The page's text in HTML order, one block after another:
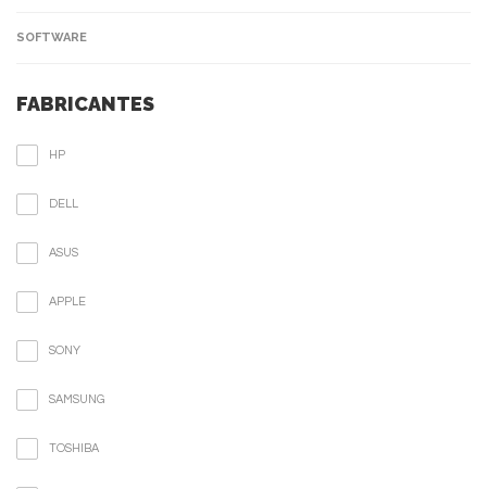
SOFTWARE
FABRICANTES
HP
DELL
ASUS
APPLE
SONY
SAMSUNG
TOSHIBA